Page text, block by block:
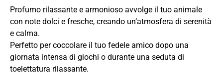
Profumo rilassante e armonioso avvolge il tuo animale
con note dolci e fresche, creando un’atmosfera di serenità
e calma.
Perfetto per coccolare il tuo fedele amico dopo una
giornata intensa di giochi o durante una seduta di
toelettatura rilassante.